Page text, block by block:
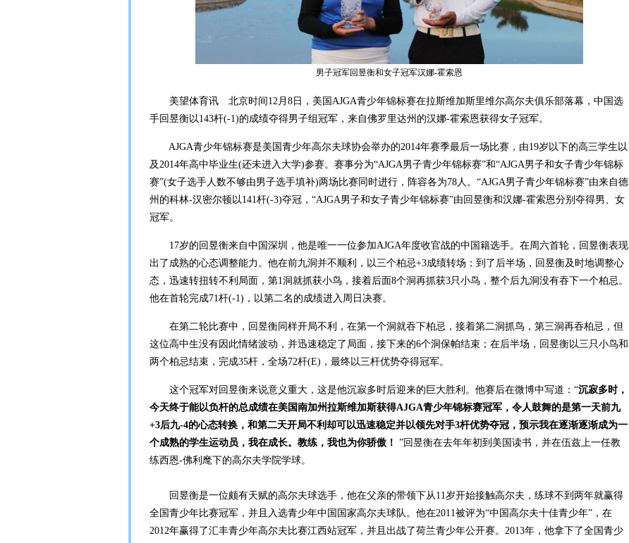
男子冠军回昱衡和女子冠军汉娜-霍索恩
美望体育讯 北京时间12月8日，美国AJGA青少年锦标赛在拉斯维加斯里维尔高尔夫俱乐部落幕，中国选
手回昱衡以143杆(-1)的成绩夺得男子组冠军，来自佛罗里达州的汉娜-霍索恩获得女子冠军。
AJGA青少年锦标赛是美国青少年高尔夫球协会举办的2014年赛季最后一场比赛，由19岁以下的高三学生以
及2014年高中毕业生(还未进入大学)参赛。赛事分为“AJGA男子青少年锦标赛”和“AJGA男子和女子青少年锦标
赛”(女子选手人数不够由男子选手填补)两场比赛同时进行，阵容各为78人。“AJGA男子青少年锦标赛”由来自德
州的科林-汉密尔顿以141杆(-3)夺冠，“AJGA男子和女子青少年锦标赛”由回昱衡和汉娜-霍索恩分别夺得男、女
冠军。
17岁的回昱衡来自中国深圳，他是唯一一位参加AJGA年度收官战的中国籍选手。在周六首轮，回昱衡表现
出了成熟的心态调整能力。他在前九洞并不顺利，以三个柏忌+3成绩转场；到了后半场，回昱衡及时地调整心
态，迅速转扭转不利局面，第1洞就抓获小鸟，接着后面8个洞再抓获3只小鸟，整个后九洞没有吞下一个柏忌。
他在首轮完成71杆(-1)，以第二名的成绩进入周日决赛。
在第二轮比赛中，回昱衡同样开局不利，在第一个洞就吞下柏忌，接着第二洞抓鸟，第三洞再吞柏忌，但
这位高中生没有因此情绪波动，并迅速稳定了局面，接下来的6个洞保帕结束；在后半场，回昱衡以三只小鸟和
两个柏忌结束，完成35杆，全场72杆(E)，最终以三杆优势夺得冠军。
这个冠军对回昱衡来说意义重大，这是他沉寂多时后迎来的巨大胜利。他赛后在微博中写道：“沉寂多时，
今天终于能以负杆的总成绩在美国南加州拉斯维加斯获得AJGA青少年锦标赛冠军，令人鼓舞的是第一天前九
+3后九-4的心态转换，和第二天开局不利却可以迅速稳定并以领先对手3杆优势夺冠，预示我在逐渐逐渐成为一
个成熟的学生运动员，我在成长。教练，我也为你骄傲！ ”回昱衡在去年年初到美国读书，并在伍兹上一任教
练西恩-佛利麾下的高尔夫学院学球。
回昱衡是一位颇有天赋的高尔夫球选手，他在父亲的带领下从11岁开始接触高尔夫，练球不到两年就赢得
全国青少年比赛冠军，并且入选青少年中国国家高尔夫球队。他在2011被评为“中国高尔夫十佳青少年”，在
2012年赢得了汇丰青少年高尔夫比赛江西站冠军，并且出战了荷兰青少年公开赛。2013年，他拿下了全国青少